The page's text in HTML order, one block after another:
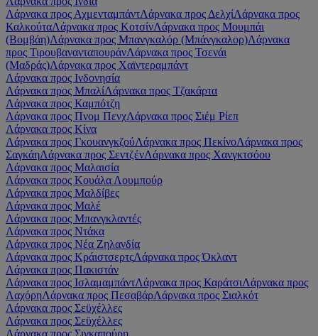
Λάρνακα προς ΑχμενταμπάντΛάρνακα προς ΔελχίΛάρνακα προς
ΚαλκούταΛάρνακα προς ΚοτσίνΛάρνακα προς Μουμπάι
(Βομβάη)Λάρνακα προς Μπανγκαλόρ (Μπάνγκαλορ)Λάρνακα
προς ΤιρουβανανταπουράνΛάρνακα προς Τσενάι
(Μαδράς)Λάρνακα προς Χαϊντεραμπάντ
Λάρνακα προς Ινδονησία
Λάρνακα προς ΜπαλίΛάρνακα προς Τζακάρτα
Λάρνακα προς Καμπότζη
Λάρνακα προς Πνομ ΠενχΛάρνακα προς Σιέμ Ρίεπ
Λάρνακα προς Κίνα
Λάρνακα προς ΓκουανγκζούΛάρνακα προς ΠεκίνοΛάρνακα προς
ΣαγκάηΛάρνακα προς ΣεντζένΛάρνακα προς Χανγκτσόου
Λάρνακα προς Μαλαισία
Λάρνακα προς Κουάλα Λουμπούρ
Λάρνακα προς Μαλδίβες
Λάρνακα προς Μαλέ
Λάρνακα προς Μπανγκλαντές
Λάρνακα προς Ντάκα
Λάρνακα προς Νέα Ζηλανδία
Λάρνακα προς ΚράιστσερτςΛάρνακα προς Όκλαντ
Λάρνακα προς Πακιστάν
Λάρνακα προς ΙσλαμαμπάντΛάρνακα προς ΚαράτσιΛάρνακα προς
ΛαχόρηΛάρνακα προς ΠεσαβάρΛάρνακα προς Σιαλκότ
Λάρνακα προς Σεϋχέλλες
Λάρνακα προς Σεϋχέλλες
Λάρνακα προς Σιγκαπούρη